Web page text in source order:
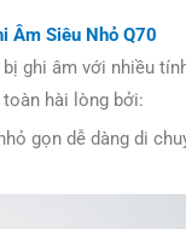
Âm Siêu Nhỏ Q70
ghi âm với nhiều
toàn hài lòng bởi:
gọn dễ dàng di